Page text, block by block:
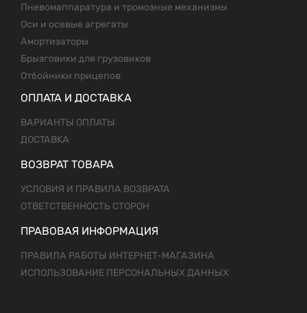
Пневомаппаратура и тромозные механизмы
Оси и осевые агрегаты
Амортизаторы
Брызговики для грузовиков
Отбойники прицепов
ОПЛАТА И ДОСТАВКА
ВАРИАНТЫ ОПЛАТЫ
ДОСТАВКА
ВОЗВРАТ ТОВАРА
УСЛОВИЯ И ПРАВИЛА ВОЗВРАТА
ОТВЕТСТВЕННОСТЬ СТОРОН
ПРАВОВАЯ ИНФОРМАЦИЯ
ПРАВИЛА РАБОТЫ ИНТЕРНЕТ-МАГАЗИНА
ИСПОЛЬЗОВАНИЕ ПЕРСОНАЛЬНЫХ ДАННЫХ